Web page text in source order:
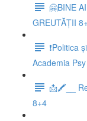
🤗BINE
GREUTĂȚII
❗Politica
Academia
📩🖍__
8+4